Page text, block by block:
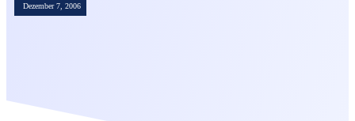
Dezember 7, 2006